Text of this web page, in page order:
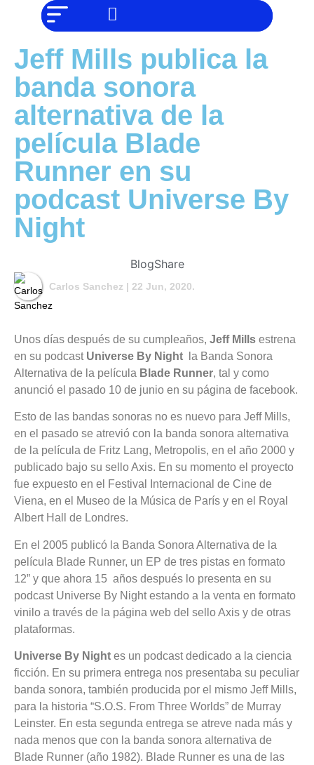
Entrevistas
Foodie
Cultura
Mix
series
Barras
Del
PERO IGUAL
PODEMOS
AYUDAR
Jeff Mills publica la
banda sonora
alternativa de la
película Blade
Runner en su
podcast Universe By
Night
BlogShare
Carlos Sanchez | 22 Jun, 2020.
Unos días después de su cumpleaños, Jeff Mills estrena
en su podcast Universe By Night la Banda Sonora
Alternativa de la película Blade Runner, tal y como
anunció el pasado 10 de junio en su página de facebook.
Esto de las bandas sonoras no es nuevo para Jeff Mills,
en el pasado se atrevió con la banda sonora alternativa
de la película de Fritz Lang, Metropolis, en el año 2000 y
publicado bajo su sello Axis. En su momento el proyecto
fue expuesto en el Festival Internacional de Cine de
Viena, en el Museo de la Música de París y en el Royal
Albert Hall de Londres.
En el 2005 publicó la Banda Sonora Alternativa de la
película Blade Runner, un EP de tres pistas en formato
12” y que ahora 15 años después lo presenta en su
podcast Universe By Night estando a la venta en formato
vinilo a través de la página web del sello Axis y de otras
plataformas.
Universe By Night es un podcast dedicado a la ciencia
ficción. En su primera entrega nos presentaba su peculiar
banda sonora, también producida por el mismo Jeff Mills,
para la historia “S.O.S. From Three Worlds” de Murray
Leinster. En esta segunda entrega se atreve nada más y
nada menos que con la banda sonora alternativa de
Blade Runner (año 1982). Blade Runner es una de las